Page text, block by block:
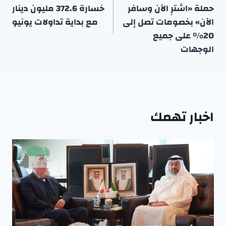
حملة «اشترِ الآن وسافر
الآن» بخصومات تصل إلى
20٪ على جميع
الوجهات
خسارة 372.6 مليون دينار
مع بداية تداولات يونيو
اخبار تهمك